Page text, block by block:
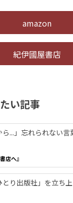
amazon
紀伊國屋書店
い記事
ら...」忘れられない
店へ』
とり出版社」を立ち